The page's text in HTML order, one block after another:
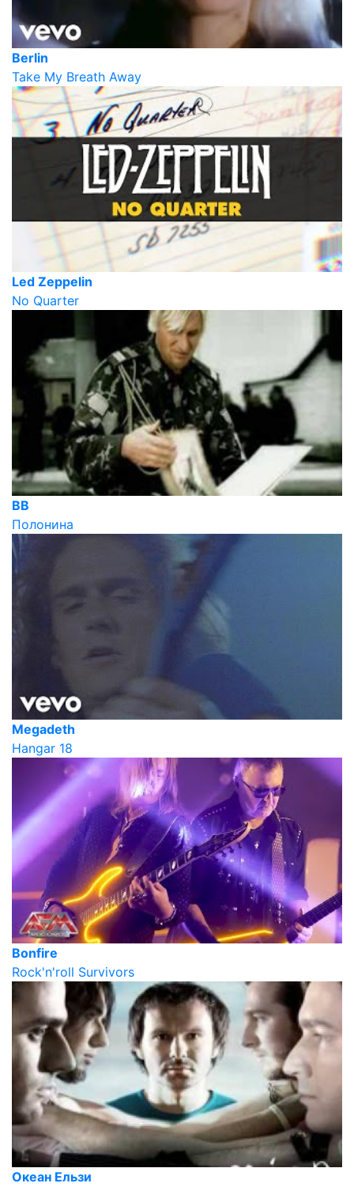
Berlin
Take My Breath Away
Led Zeppelin
No Quarter
ВВ
Полонина
Megadeth
Hangar 18
Bonfire
Rock'n'roll Survivors
Океан Ельзи